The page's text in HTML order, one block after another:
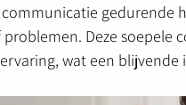
gedurende
Deze soepele
wat een blijvende